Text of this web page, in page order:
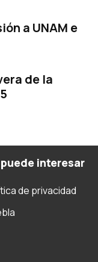
a UNAM e
de la
interesar
de privacidad